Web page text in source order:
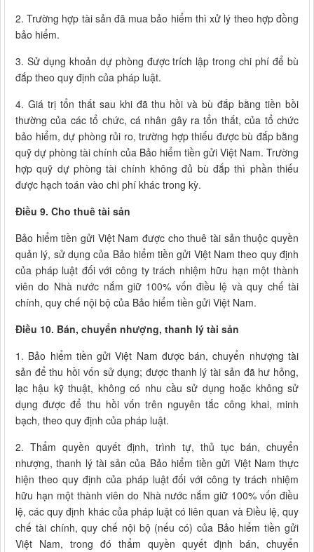
2. Trường hợp tài sản đã mua bảo hiểm thì xử lý theo hợp đồng
bảo hiểm.
3. Sử dụng khoản dự phòng được trích lập trong chi phí để bù
đắp theo quy định của pháp luật.
4. Giá trị tổn thất sau khi đã thu hồi và bù đắp bằng tiền bồi
thường của các tổ chức, cá nhân gây ra tổn thất, của tổ chức
bảo hiểm, dự phòng rủi ro, trường hợp thiếu được bù đắp bằng
quỹ dự phòng tài chính của Bảo hiểm tiền gửi Việt Nam. Trường
hợp quỹ dự phòng tài chính không đủ bù đắp thì phần thiếu
được hạch toán vào chi phí khác trong kỳ.
Điều 9. Cho thuê tài sản
Bảo hiểm tiền gửi Việt Nam được cho thuê tài sản thuộc quyền
quản lý, sử dụng của Bảo hiểm tiền gửi Việt Nam theo quy định
của pháp luật đối với công ty trách nhiệm hữu hạn một thành
viên do Nhà nước nắm giữ 100% vốn điều lệ và quy chế tài
chính, quy chế nội bộ của Bảo hiểm tiền gửi Việt Nam.
Điều 10. Bán, chuyển nhượng, thanh lý tài sản
1. Bảo hiểm tiền gửi Việt Nam được bán, chuyển nhượng tài
sản để thu hồi vốn sử dụng; được thanh lý tài sản đã hư hỏng,
lạc hậu kỹ thuật, không có nhu cầu sử dụng hoặc không sử
dụng được để thu hồi vốn trên nguyên tắc công khai, minh
bạch, theo quy định của pháp luật.
2. Thẩm quyền quyết định, trình tự, thủ tục bán, chuyển
nhượng, thanh lý tài sản của Bảo hiểm tiền gửi Việt Nam thực
hiện theo quy định của pháp luật đối với công ty trách nhiệm
hữu hạn một thành viên do Nhà nước nắm giữ 100% vốn điều
lệ, các quy định khác của pháp luật có liên quan và Điều lệ, quy
chế tài chính, quy chế nội bộ (nếu có) của Bảo hiểm tiền gửi
Việt Nam, trong đó thẩm quyền quyết định bán, chuyển